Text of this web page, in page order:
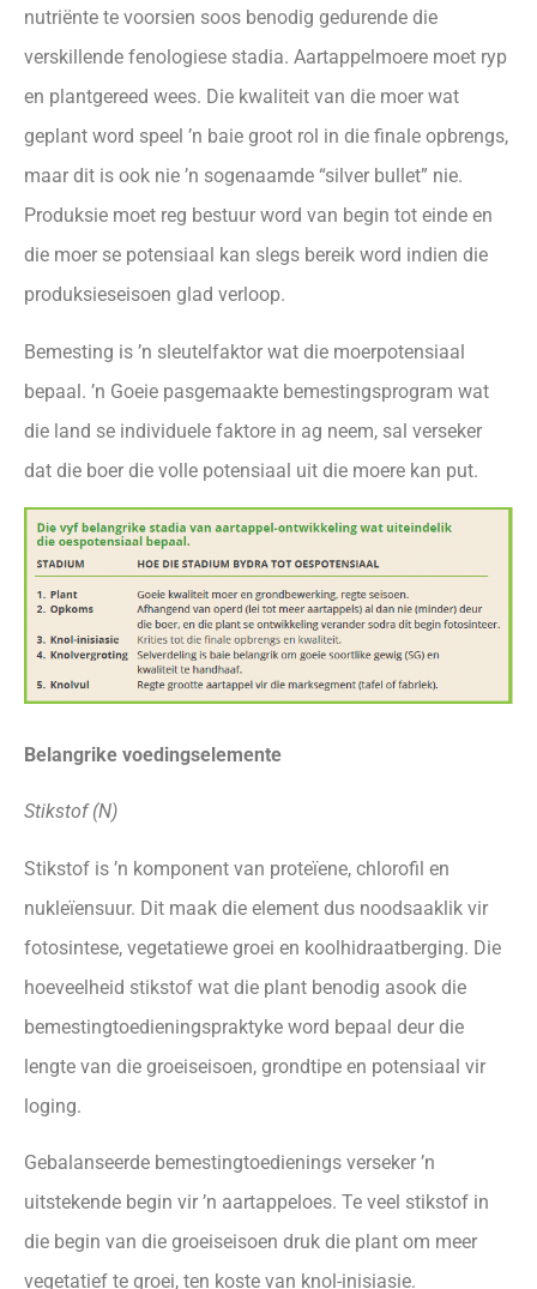
nutriënte te voorsien soos benodig gedurende die
verskillende fenologiese stadia. Aartappelmoere moet ryp
en plantgereed wees. Die kwaliteit van die moer wat
geplant word speel ’n baie groot rol in die finale opbrengs,
maar dit is ook nie ’n sogenaamde “silver bullet” nie.
Produksie moet reg bestuur word van begin tot einde en
die moer se potensiaal kan slegs bereik word indien die
produksieseisoen glad verloop.
Bemesting is ’n sleutelfaktor wat die moerpotensiaal
bepaal. ’n Goeie pasgemaakte bemestingsprogram wat
die land se individuele faktore in ag neem, sal verseker
dat die boer die volle potensiaal uit die moere kan put.
Belangrike voedingselemente
Stikstof (N)
Stikstof is ’n komponent van proteïene, chlorofil en
nukleïensuur. Dit maak die element dus noodsaaklik vir
fotosintese, vegetatiewe groei en koolhidraatberging. Die
hoeveelheid stikstof wat die plant benodig asook die
bemestingtoedieningspraktyke word bepaal deur die
lengte van die groeiseisoen, grondtipe en potensiaal vir
loging.
Gebalanseerde bemestingtoedienings verseker ’n
uitstekende begin vir ’n aartappeloes. Te veel stikstof in
die begin van die groeiseisoen druk die plant om meer
vegetatief te groei, ten koste van knol-inisiasie.